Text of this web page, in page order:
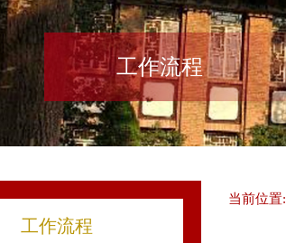
工作流程
工作流程
当前位置: